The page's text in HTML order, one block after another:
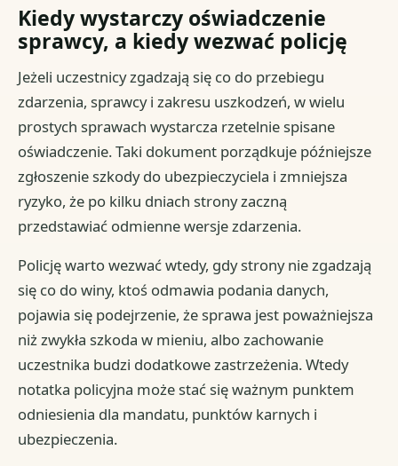
Kiedy wystarczy oświadczenie
sprawcy, a kiedy wezwać policję
Jeżeli uczestnicy zgadzają się co do przebiegu
zdarzenia, sprawcy i zakresu uszkodzeń, w wielu
prostych sprawach wystarcza rzetelnie spisane
oświadczenie. Taki dokument porządkuje późniejsze
zgłoszenie szkody do ubezpieczyciela i zmniejsza
ryzyko, że po kilku dniach strony zaczną
przedstawiać odmienne wersje zdarzenia.
Policję warto wezwać wtedy, gdy strony nie zgadzają
się co do winy, ktoś odmawia podania danych,
pojawia się podejrzenie, że sprawa jest poważniejsza
niż zwykła szkoda w mieniu, albo zachowanie
uczestnika budzi dodatkowe zastrzeżenia. Wtedy
notatka policyjna może stać się ważnym punktem
odniesienia dla mandatu, punktów karnych i
ubezpieczenia.